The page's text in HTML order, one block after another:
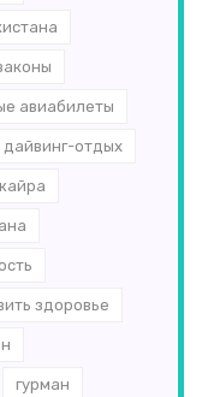
авиабилеты
дайвинг-отдых
здоровье
гурман